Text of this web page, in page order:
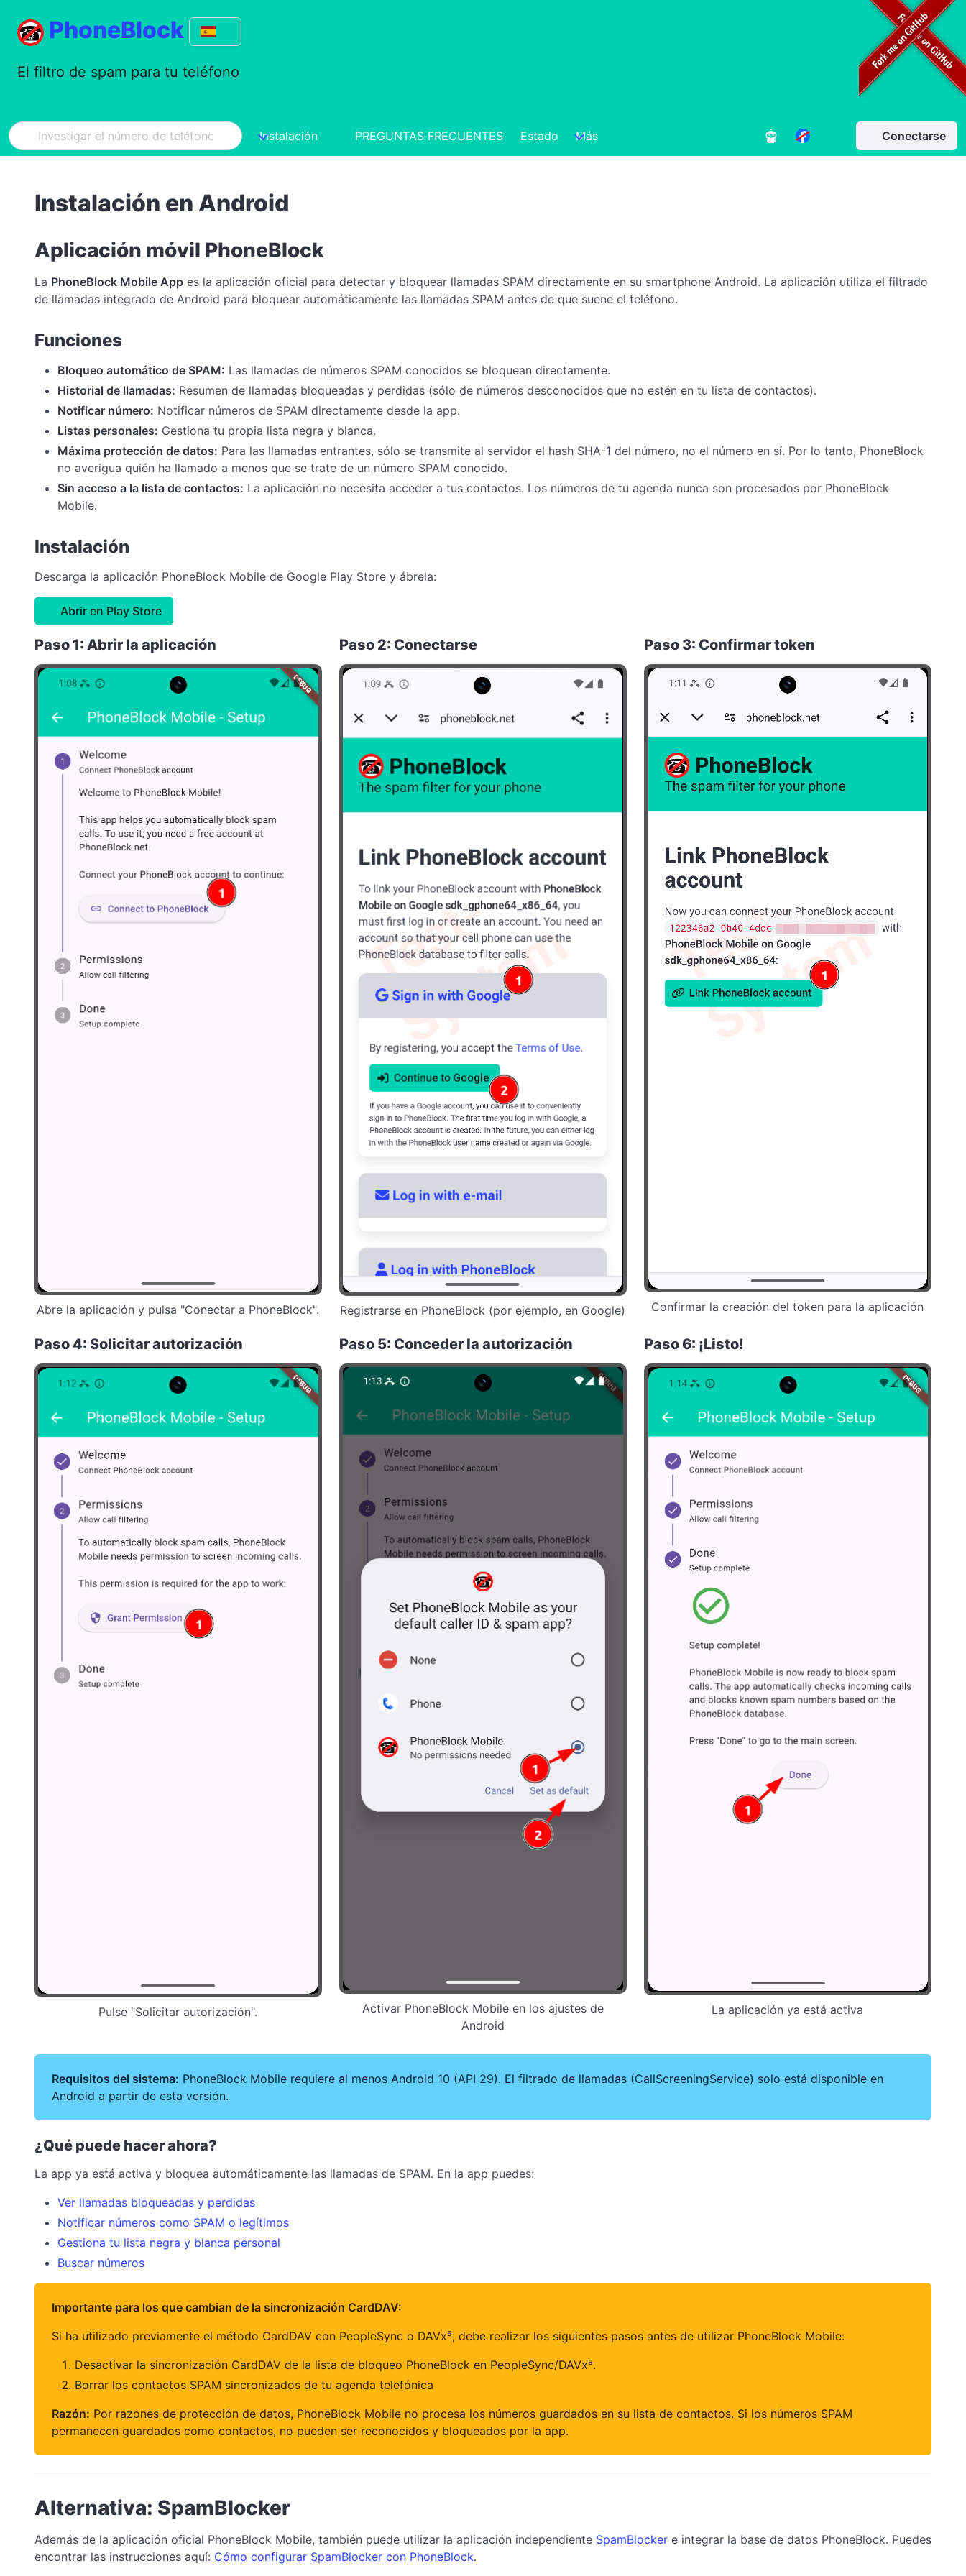
PhoneBlock
El filtro de spam para tu teléfono
Instalación PREGUNTAS FRECUENTES Estado Más Conectarse
Instalación en Android
Aplicación móvil PhoneBlock
La PhoneBlock Mobile App es la aplicación oficial para detectar y bloquear llamadas SPAM directamente en su smartphone Android. La aplicación utiliza el filtrado
de llamadas integrado de Android para bloquear automáticamente las llamadas SPAM antes de que suene el teléfono.
Funciones
Bloqueo automático de SPAM: Las llamadas de números SPAM conocidos se bloquean directamente.
Historial de llamadas: Resumen de llamadas bloqueadas y perdidas (sólo de números desconocidos que no estén en tu lista de contactos).
Notificar número: Notificar números de SPAM directamente desde la app.
Listas personales: Gestiona tu propia lista negra y blanca.
Máxima protección de datos: Para las llamadas entrantes, sólo se transmite al servidor el hash SHA-1 del número, no el número en sí. Por lo tanto, PhoneBlock
no averigua quién ha llamado a menos que se trate de un número SPAM conocido.
Sin acceso a la lista de contactos: La aplicación no necesita acceder a tus contactos. Los números de tu agenda nunca son procesados por PhoneBlock
Mobile.
Instalación
Descarga la aplicación PhoneBlock Mobile de Google Play Store y ábrela:
Abrir en Play Store
Paso 1: Abrir la aplicación
Abre la aplicación y pulsa "Conectar a PhoneBlock".
Paso 2: Conectarse
Registrarse en PhoneBlock (por ejemplo, en Google)
Paso 3: Confirmar token
Confirmar la creación del token para la aplicación
Paso 4: Solicitar autorización
Pulse "Solicitar autorización".
Paso 5: Conceder la autorización
Activar PhoneBlock Mobile en los ajustes de
Android
Paso 6: ¡Listo!
La aplicación ya está activa
Requisitos del sistema: PhoneBlock Mobile requiere al menos Android 10 (API 29). El filtrado de llamadas (CallScreeningService) solo está disponible en
Android a partir de esta versión.
¿Qué puede hacer ahora?
La app ya está activa y bloquea automáticamente las llamadas de SPAM. En la app puedes:
Ver llamadas bloqueadas y perdidas
Notificar números como SPAM o legítimos
Gestiona tu lista negra y blanca personal
Buscar números
Importante para los que cambian de la sincronización CardDAV:
Si ha utilizado previamente el método CardDAV con PeopleSync o DAVx⁵, debe realizar los siguientes pasos antes de utilizar PhoneBlock Mobile:
Desactivar la sincronización CardDAV de la lista de bloqueo PhoneBlock en PeopleSync/DAVx⁵.
Borrar los contactos SPAM sincronizados de tu agenda telefónica
Razón: Por razones de protección de datos, PhoneBlock Mobile no procesa los números guardados en su lista de contactos. Si los números SPAM
permanecen guardados como contactos, no pueden ser reconocidos y bloqueados por la app.
Alternativa: SpamBlocker
Además de la aplicación oficial PhoneBlock Mobile, también puede utilizar la aplicación independiente SpamBlocker e integrar la base de datos PhoneBlock. Puedes
encontrar las instrucciones aquí: Cómo configurar SpamBlocker con PhoneBlock.